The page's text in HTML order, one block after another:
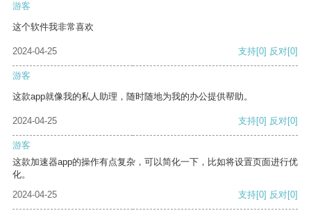
游客
这个软件我非常喜欢
2024-04-25 支持[0] 反对[0]
游客
这款app就像我的私人助理，随时随地为我的办公提供帮助。
2024-04-25 支持[0] 反对[0]
游客
这款加速器app的操作有点复杂，可以简化一下，比如将设置页面进行优
化。
2024-04-25
支持[0] 反对[0]